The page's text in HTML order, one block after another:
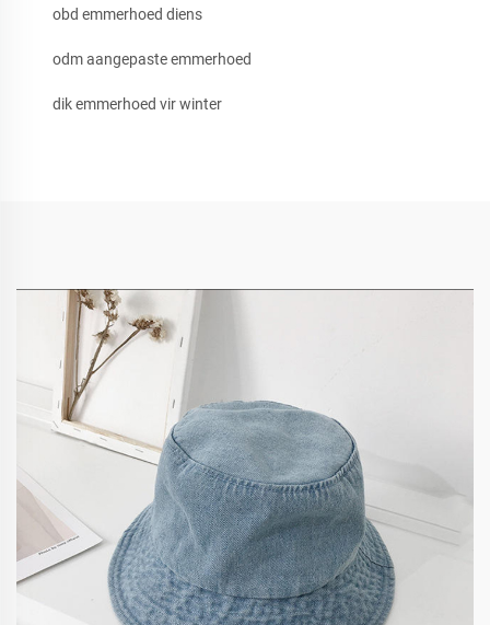
obd emmerhoed diens
odm aangepaste emmerhoed
dik emmerhoed vir winter